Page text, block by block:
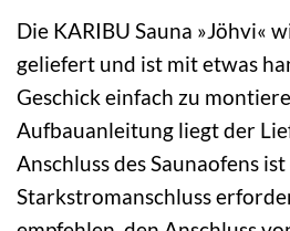
Die KARIBU Sauna »Jöhvi«
geliefert und ist mit etwas
Geschick einfach zu
Aufbauanleitung liegt der
Anschluss des Saunaofens
Starkstromanschluss